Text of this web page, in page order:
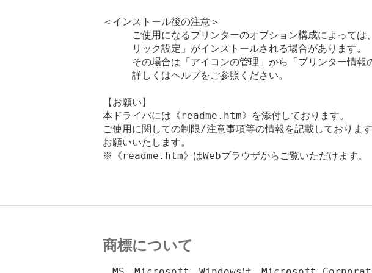
＜インストール後の注意＞
ご使用になるプリンターのオプション構成によっては
リック設定」がインストールされる場合があります。
その場合は「アイコンの管理」から「プリンター情報の
詳しくはヘルプをご参照ください。
【お願い】
本ドライバには《readme.htm》を添付しております。
ご使用に関しての制限/注意事項等の情報を記載しておりま
お願いいたします。
※《readme.htm》はWebブラウザからご覧いただけます。
商標について